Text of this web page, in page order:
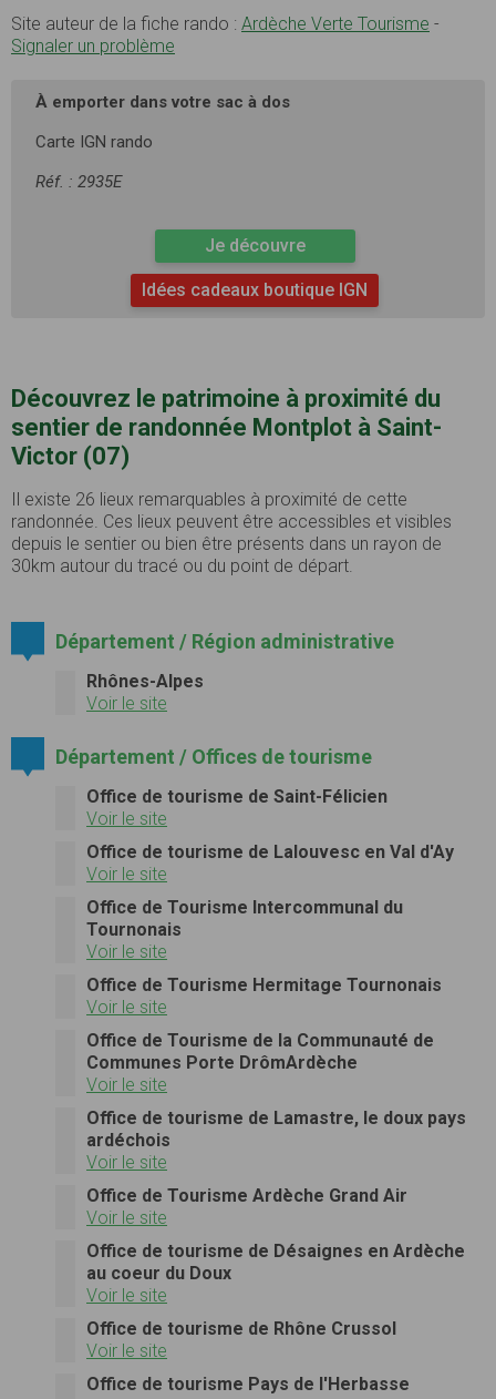
Site auteur de la fiche rando : Ardèche Verte Tourisme -
Signaler un problème
À emporter dans votre sac à dos
Carte IGN rando
Réf. : 2935E
Je découvre
Idées cadeaux boutique IGN
Découvrez le patrimoine à proximité du
sentier de randonnée Montplot à Saint-
Victor (07)
Il existe 26 lieux remarquables à proximité de cette
randonnée. Ces lieux peuvent être accessibles et visibles
depuis le sentier ou bien être présents dans un rayon de
30km autour du tracé ou du point de départ.
Département / Région administrative
Rhônes-Alpes
Voir le site
Département / Offices de tourisme
Office de tourisme de Saint-Félicien
Voir le site
Office de tourisme de Lalouvesc en Val d'Ay
Voir le site
Office de Tourisme Intercommunal du
Tournonais
Voir le site
Office de Tourisme Hermitage Tournonais
Voir le site
Office de Tourisme de la Communauté de
Communes Porte DrômArdèche
Voir le site
Office de tourisme de Lamastre, le doux pays
ardéchois
Voir le site
Office de Tourisme Ardèche Grand Air
Voir le site
Office de tourisme de Désaignes en Ardèche
au coeur du Doux
Voir le site
Office de tourisme de Rhône Crussol
Voir le site
Office de tourisme Pays de l'Herbasse